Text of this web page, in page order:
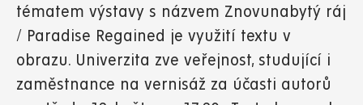
tématem výstavy s názvem Znovunabytý ráj
/ Paradise Regained je využití textu v
obrazu. Univerzita zve veřejnost, studující i
zaměstnance na vernisáž za účasti autorů